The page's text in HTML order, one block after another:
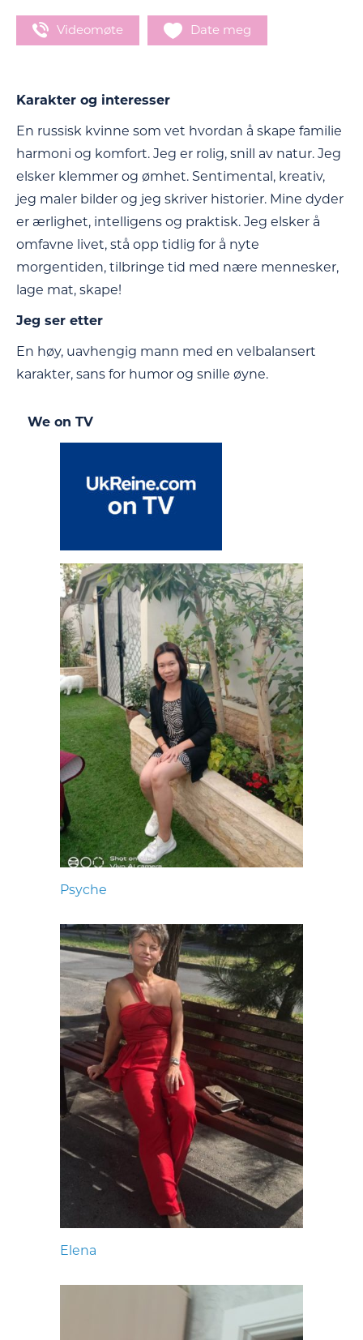
Videomøte Date meg
Karakter og interesser
En russisk kvinne som vet hvordan å skape familie
harmoni og komfort. Jeg er rolig, snill av natur. Jeg
elsker klemmer og ømhet. Sentimental, kreativ,
jeg maler bilder og jeg skriver historier. Mine dyder
er ærlighet, intelligens og praktisk. Jeg elsker å
omfavne livet, stå opp tidlig for å nyte
morgentiden, tilbringe tid med nære mennesker,
lage mat, skape!
Jeg ser etter
En høy, uavhengig mann med en velbalansert
karakter, sans for humor og snille øyne.
We on TV
Psyche
Elena